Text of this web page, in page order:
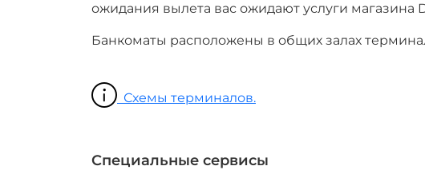
ожидания вылета вас ожидают услуги магазина
Банкоматы расположены в общих залах
Схемы терминалов.
Специальные сервисы